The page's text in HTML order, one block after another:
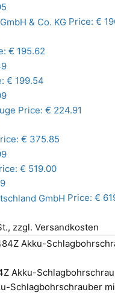
Price: €
€ 195.62
€ 199.54
Price: € 224.91
€ 375.85
€ 519.00
Price: €
zzgl. Versandkosten
Akku-
Schlagbohrschrauber